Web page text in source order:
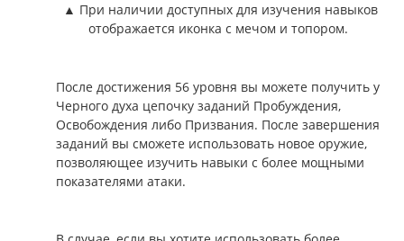
▲ При наличии доступных для изучения навыков
отображается иконка с мечом и топором.
После достижения 56 уровня вы можете получить у
Черного духа цепочку заданий Пробуждения,
Освобождения либо Призвания. После завершения
заданий вы сможете использовать новое оружие,
позволяющее изучить навыки с более мощными
показателями атаки.